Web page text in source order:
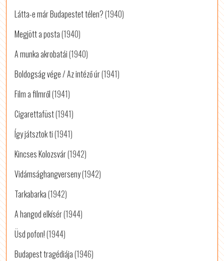
Látta-e már Budapestet télen?(1940)
Megjött a posta(1940)
A munka akrobatái(1940)
Boldogság vége / Az intéző úr(1941)
Film a filmről(1941)
Cigarettafüst(1941)
Így játsztok ti(1941)
Kincses Kolozsvár(1942)
Vidámsághangverseny(1942)
Tarkabarka(1942)
A hangod elkísér(1944)
Üsd pofon!(1944)
Budapest tragédiája(1946)